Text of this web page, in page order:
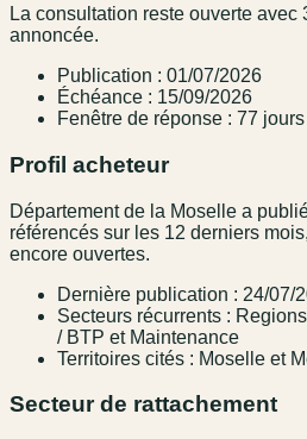
La consultation reste ouverte
annoncée.
Publication : 01/07/2026
Échéance : 15/09/2026
Fenêtre de réponse : 77 jours
Profil acheteur
Département de la Moselle a
référencés sur les 12 derniers
encore ouvertes.
Dernière publication : 24/07/
Secteurs récurrents :
/ BTP et Maintenance
Territoires cités : Moselle et
Secteur de rattachement